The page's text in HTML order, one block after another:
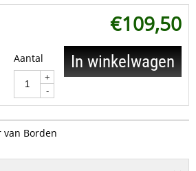
€109,50
Aantal
+
-
In winkelwagen
van Borden